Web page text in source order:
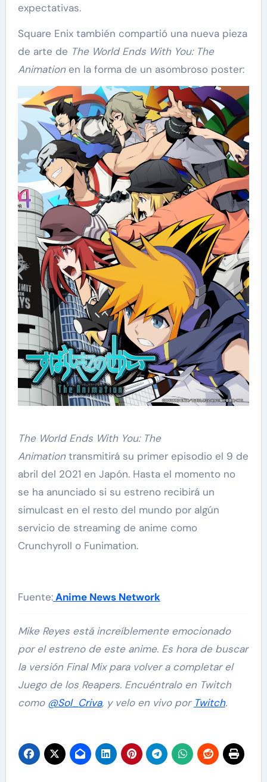
expectativas.
Square Enix también compartió una nueva pieza
de arte de The World Ends With You: The
Animation en la forma de un asombroso poster:
The World Ends With You: The
Animation transmitirá su primer episodio el 9 de
abril del 2021 en Japón. Hasta el momento no
se ha anunciado si su estreno recibirá un
simulcast en el resto del mundo por algún
servicio de streaming de anime como
Crunchyroll o Funimation.
Fuente:Anime News Network
Mike Reyes está increíblemente emocionado
por el estreno de este anime. Es hora de buscar
la versión Final Mix para volver a completar el
Juego de los Reapers. Encuéntralo en Twitch
como @Sol_Criva, y velo en vivo por Twitch.